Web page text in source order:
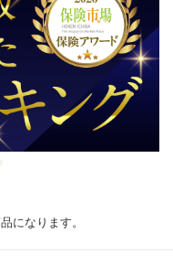
になります。